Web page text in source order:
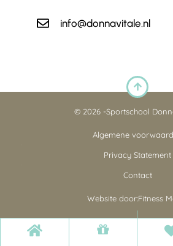
info@donnavitale.nl
© 2026 -Sportschool
Algemene
Privacy Statement
Contact
Website door:Fitness